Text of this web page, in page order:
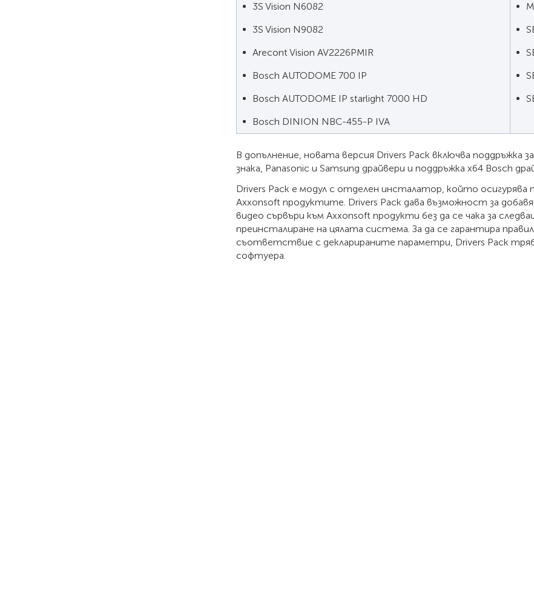
3S Vision N6082
3S Vision N9082
Arecont Vision AV2226PMIR
Bosch AUTODOME 700 IP
Bosch AUTODOME IP starlight 7000 HD
Bosch DINION NBC-455-P IVA
В допълнение, новата версия Drivers Pack включва поддръжка
знака, Panasonic и Samsung драйвери и поддръжка x64 Bosch
Drivers Pack е модул с отделен инсталатор, който
Axxonsoft продуктите. Drivers Pack дава възможност за
видео сървъри към Axxonsoft продукти без да се чака за
преинсталиране на цялата система. За да се гарантира
съответствие с декларираните параметри, Drivers Pack
софтуера.